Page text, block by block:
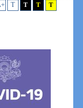
T T T T